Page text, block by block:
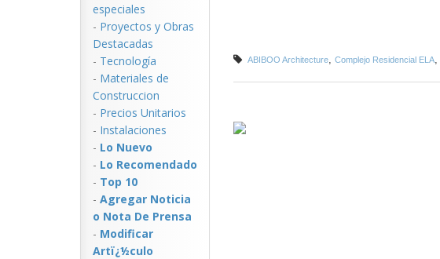
especiales
- Proyectos y Obras
Destacadas
- Tecnología
- Materiales de
Construccion
- Precios Unitarios
- Instalaciones
- Lo Nuevo
- Lo Recomendado
- Top 10
- Agregar Noticia
o Nota De Prensa
- Modificar
Artï¿½culo
ABIBOO Architecture, Complejo Residencial ELA,